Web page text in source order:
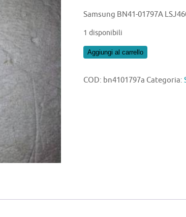
Samsung BN41-01797A
1 disponibili
Samsung
01797A
Aggiungi al carrello
COD: bn4101797a Categoria: